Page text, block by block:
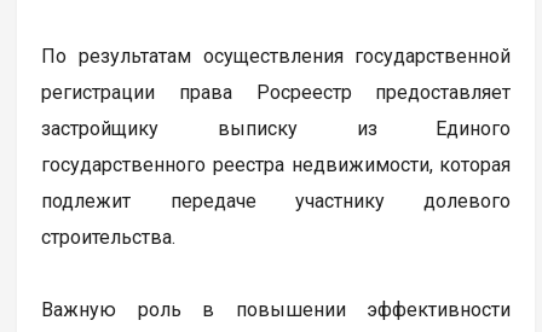
По результатам осуществления государственной
регистрации права Росреестр предоставляет
застройщику выписку из Единого
государственного реестра недвижимости, которая
подлежит передаче участнику долевого
строительства.
Важную роль в повышении эффективности